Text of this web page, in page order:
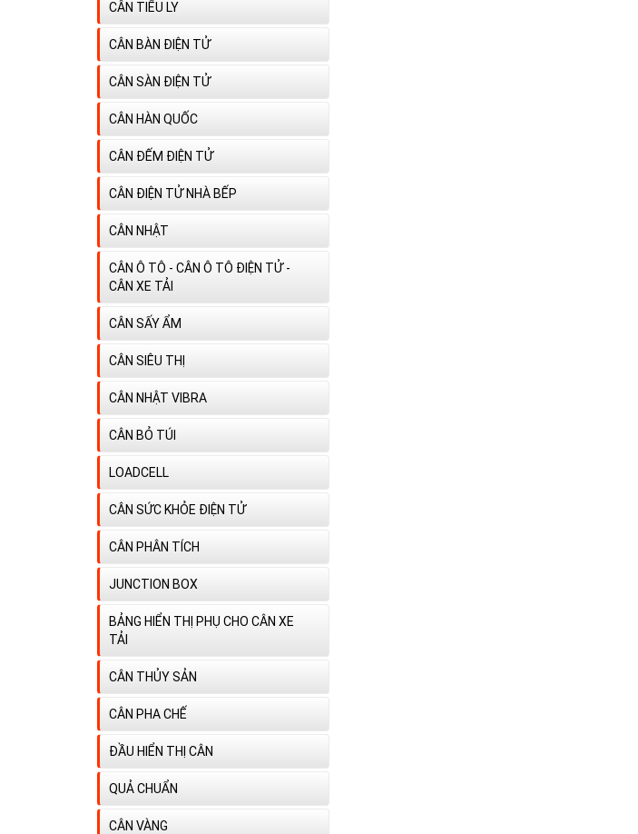
CÂN TIỂU LY
CÂN BÀN ĐIỆN TỬ
CÂN SÀN ĐIỆN TỬ
CÂN HÀN QUỐC
CÂN ĐẾM ĐIỆN TỬ
CÂN ĐIỆN TỬ NHÀ BẾP
CÂN NHẬT
CÂN Ô TÔ - CÂN Ô TÔ ĐIỆN TỬ -
CÂN XE TẢI
CÂN SẤY ẨM
CÂN SIÊU THỊ
CÂN NHẬT VIBRA
CÂN BỎ TÚI
LOADCELL
CÂN SỨC KHỎE ĐIỆN TỬ
CÂN PHÂN TÍCH
JUNCTION BOX
BẢNG HIỂN THỊ PHỤ CHO CÂN XE
TẢI
CÂN THỦY SẢN
CÂN PHA CHẾ
ĐẦU HIỂN THỊ CÂN
QUẢ CHUẨN
CÂN VÀNG